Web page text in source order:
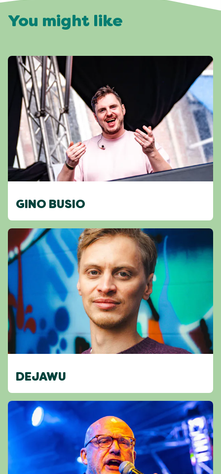
You might like
GINO BUSIO
DEJAWU